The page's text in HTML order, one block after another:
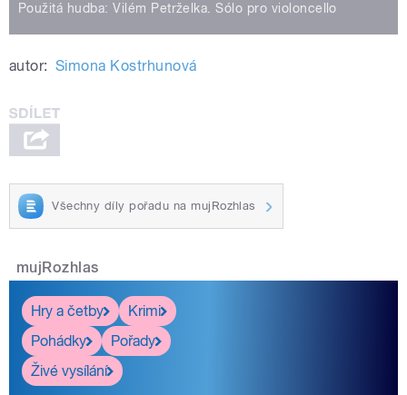
Použitá hudba: Vilém Petrželka. Sólo pro violoncello
autor: Simona Kostrhunová
Všechny díly pořadu na mujRozhlas
mujRozhlas
Hry a četby
Krimi
Pohádky
Pořady
Živé vysílání